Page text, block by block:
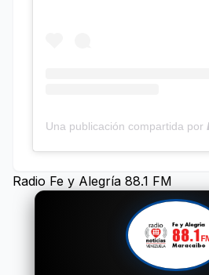
Radio Fe y Alegría 88.1 FM